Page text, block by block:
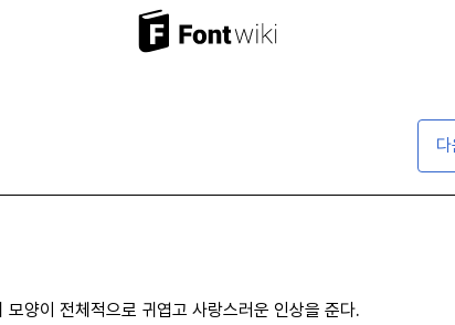
양이 전체적으로 귀엽고 사랑스러운 인상을 준다.